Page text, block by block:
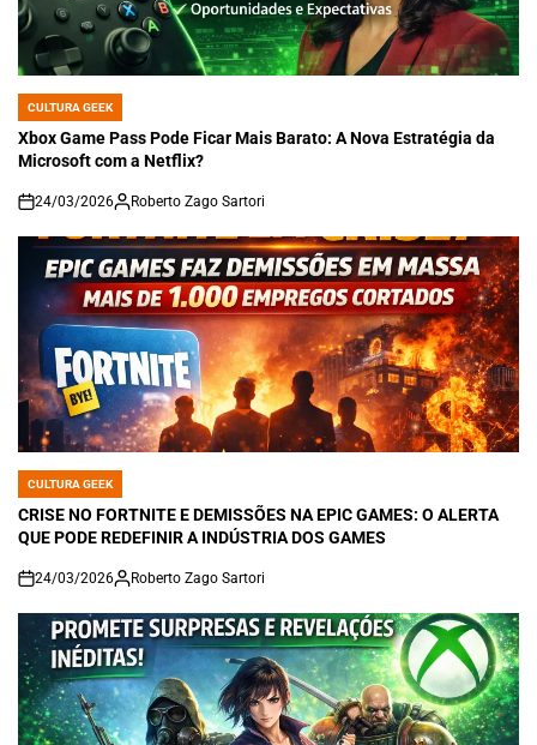
POSTED
IN
CULTURA GEEK
Xbox Game Pass Pode Ficar Mais Barato: A Nova Estratégia da
Microsoft com a Netflix?
on
24/03/2026 Roberto Zago Sartori
POSTED
IN
CULTURA GEEK
CRISE NO FORTNITE E DEMISSÕES NA EPIC GAMES: O ALERTA
QUE PODE REDEFINIR A INDÚSTRIA DOS GAMES
on
24/03/2026 Roberto Zago Sartori